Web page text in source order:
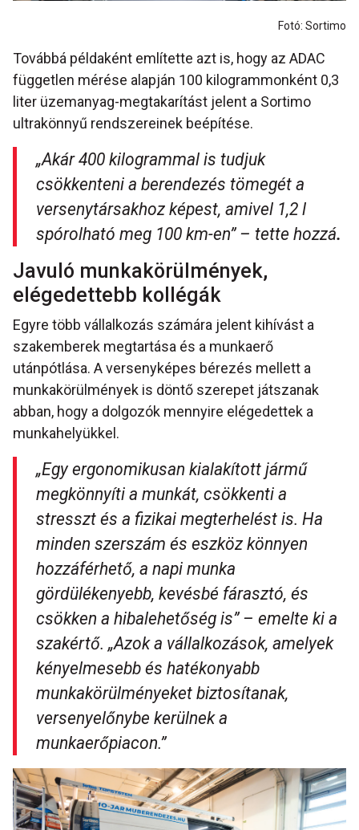
Fotó: Sortimo
Továbbá példaként említette azt is, hogy az ADAC
független mérése alapján 100 kilogrammonként 0,3
liter üzemanyag-megtakarítást jelent a Sortimo
ultrakönnyű rendszereinek beépítése.
„Akár 400 kilogrammal is tudjuk
csökkenteni a berendezés tömegét a
versenytársakhoz képest, amivel 1,2 l
spórolható meg 100 km-en” – tette hozzá.
Javuló munkakörülmények,
elégedettebb kollégák
Egyre több vállalkozás számára jelent kihívást a
szakemberek megtartása és a munkaerő
utánpótlása. A versenyképes bérezés mellett a
munkakörülmények is döntő szerepet játszanak
abban, hogy a dolgozók mennyire elégedettek a
munkahelyükkel.
„Egy ergonomikusan kialakított jármű
megkönnyíti a munkát, csökkenti a
stresszt és a fizikai megterhelést is. Ha
minden szerszám és eszköz könnyen
hozzáférhető, a napi munka
gördülékenyebb, kevésbé fárasztó, és
csökken a hibalehetőség is”– emelte ki a
szakértő. „Azok a vállalkozások, amelyek
kényelmesebb és hatékonyabb
munkakörülményeket biztosítanak,
versenyelőnybe kerülnek a
munkaerőpiacon.”